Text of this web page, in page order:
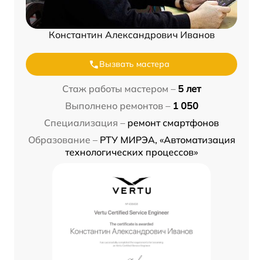
Константин Александрович Иванов
Вызвать мастера
Стаж работы мастером – 5 лет
Выполнено ремонтов – 1 050
Специализация – ремонт смартфонов
Образование – РТУ МИРЭА, «Автоматизация
технологических процессов»